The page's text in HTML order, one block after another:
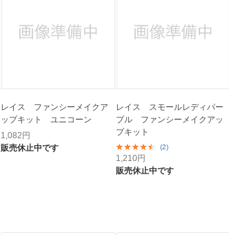
レイス ファンシーメイクア
ップキット ユニコーン
1,082円
販売休止中です
レイス スモールレディパー
プル ファンシーメイクアッ
プキット
(2)
1,210円
販売休止中です